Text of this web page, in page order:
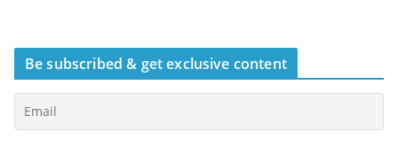
Be subscribed & get exclusive content